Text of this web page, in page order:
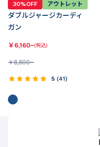
30%OFF アウトレット
ダブルジャージカーディ
ガン
￥ 6,160~(税込)
￥8,800~
5 (41)